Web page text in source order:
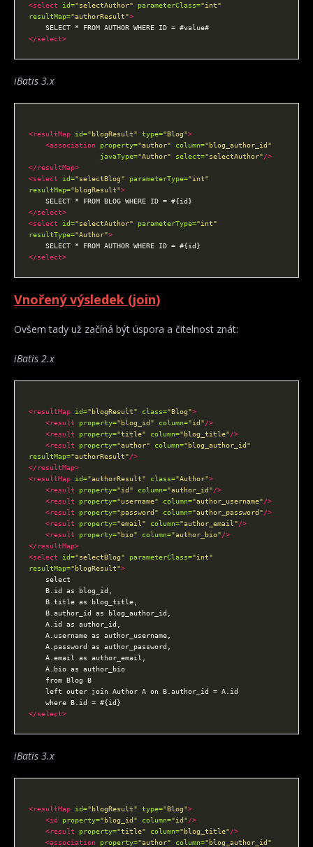
<select
id="selectAuthor" parameterClass="int"
resultMap="authorResult">
</select>
iBatis 3.x
<resultMap id="blogResult" type="Blog">
<association
property="author" column="blog_author_id"
javaType="Author" select="selectAuthor"/>
</resultMap>
<select
id="selectBlog" parameterType="int"
resultMap="blogResult">
</select>
<select
id="selectAuthor" parameterType="int"
resultType="Author">
</select>
Vnořený výsledek (join)
Ovšem tady už začíná být úspora a čitelnost znát:
iBatis 2.x
<resultMap id="blogResult" class="Blog">
<result
property="blog_id" column="id"/>
<result
property="title" column="blog_title"/>
<result
property="author" column="blog_author_id"
resultMap="authorResult"/>
</resultMap>
<resultMap
id="authorResult" class="Author">
<result
property="id" column="author_id"/>
<result
property="username" column="author_username"/>
<result
property="password" column="author_password"/>
<result
property="email" column="author_email"/>
<result
property="bio" column="author_bio"/>
</resultMap>
<select
id="selectBlog" parameterClass="int"
resultMap="blogResult">
</select>
iBatis 3.x
<resultMap id="blogResult" type="Blog">
<id
property="blog_id" column="id"/>
<result
property="title" column="blog_title"/>
<association
property="author" column="blog_author_id"